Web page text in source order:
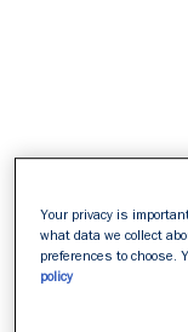
Your privacy is
what data we collect
preferences to choose.
policy